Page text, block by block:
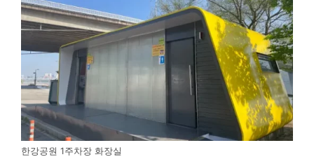
한강공원 1주차장 화장실